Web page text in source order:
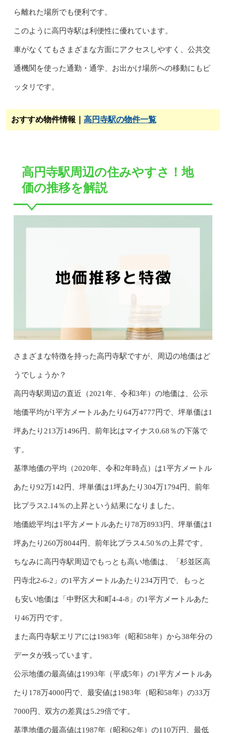
ら離れた場所でも便利です。
このように高円寺駅は利便性に優れています。
車がなくてもさまざまな方面にアクセスしやすく、公共交
通機関を使った通勤・通学、お出かけ場所への移動にもピ
ッタリです。
おすすめ物件情報｜ 高円寺駅の物件一覧
高円寺駅周辺の住みやすさ！地
価の推移を解説
さまざまな特徴を持った高円寺駅ですが、周辺の地価はど
うでしょうか？
高円寺駅周辺の直近（2021年、令和3年）の地価は、公示
地価平均が1平方メートルあたり64万4777円で、坪単価は1
坪あたり213万1496円、前年比はマイナス0.68％の下落で
す。
基準地価の平均（2020年、令和2年時点）は1平方メートル
あたり92万142円、坪単価は1坪あたり304万1794円、前年
比プラス2.14％の上昇という結果になりました。
地価総平均は1平方メートルあたり78万8933円、坪単価は1
坪あたり260万8044円、前年比プラス4.50％の上昇です。
ちなみに高円寺駅周辺でもっとも高い地価は、「杉並区高
円寺北2-6-2」の1平方メートルあたり234万円で、もっと
も安い地価は「中野区大和町4-4-8」の1平方メートルあた
り46万円です。
また高円寺駅エリアには1983年（昭和58年）から38年分の
データが残っています。
公示地価の最高値は1993年（平成5年）の1平方メートルあ
たり178万4000円で、最安値は1983年（昭和58年）の33万
7000円、双方の差異は5.29倍です。
基準地価の最高値は1987年（昭和62年）の110万円、最低